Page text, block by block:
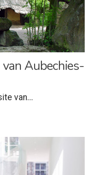
Aubechies-
van...